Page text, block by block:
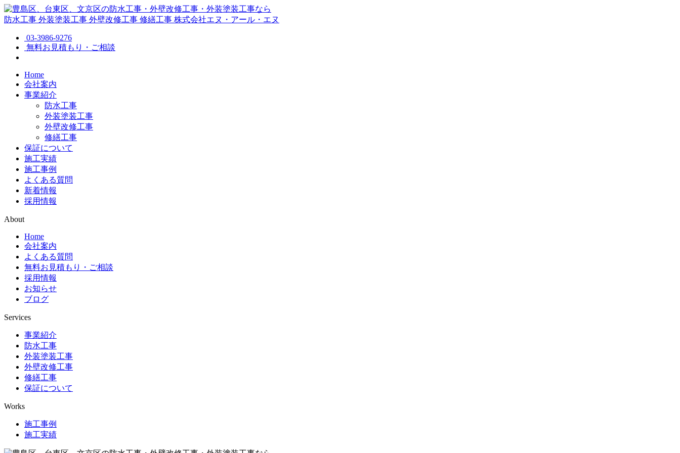
防水工事 外装塗装工事 外壁改修工事 修繕工事 株式会社エヌ・アール・エヌ
03-3986-9276
無料お見積もり・ご相談
Home
会社案内
事業紹介
防水工事
外装塗装工事
外壁改修工事
修繕工事
保証について
施工実績
施工事例
よくある質問
新着情報
採用情報
About
Home
会社案内
よくある質問
無料お見積もり・ご相談
採用情報
お知らせ
ブログ
Services
事業紹介
防水工事
外装塗装工事
外壁改修工事
修繕工事
保証について
Works
施工事例
施工実績